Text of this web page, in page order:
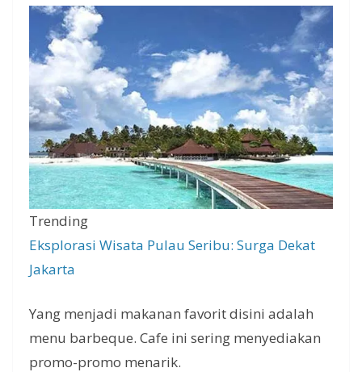
Trending
Eksplorasi Wisata Pulau Seribu: Surga Dekat
Jakarta
Yang menjadi makanan favorit disini adalah
menu barbeque. Cafe ini sering menyediakan
promo-promo menarik.